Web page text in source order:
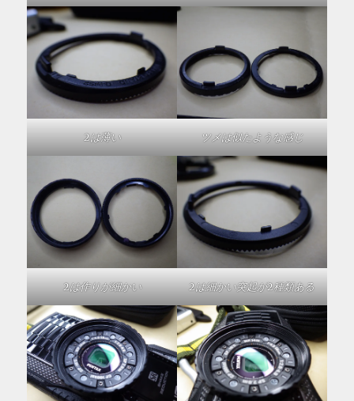
2は薄い ツメは似たような感じ
2は作りが細かい 2は細かい突起が2種類ある